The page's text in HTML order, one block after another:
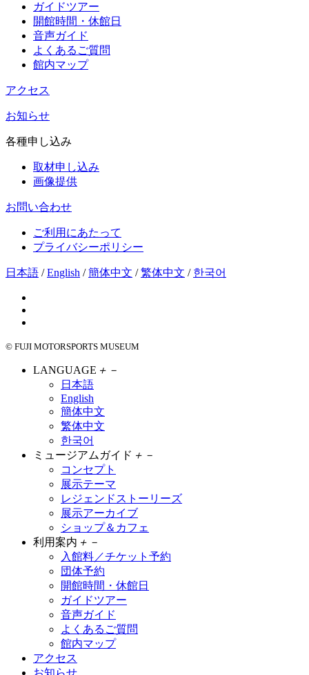
ガイドツアー
開館時間・休館日
音声ガイド
よくあるご質問
館内マップ
アクセス
お知らせ
各種申し込み
取材申し込み
画像提供
お問い合わせ
ご利用にあたって
プライバシーポリシー
日本語 /English /簡体中文 /繁体中文 / 한국어
© FUJI MOTORSPORTS MUSEUM
LANGUAGE ＋ －
日本語
English
簡体中文
繁体中文
한국어
ミュージアムガイド ＋ －
コンセプト
展示テーマ
レジェンドストーリーズ
展示アーカイブ
ショップ＆カフェ
利用案内 ＋ －
入館料／チケット予約
団体予約
開館時間・休館日
ガイドツアー
音声ガイド
よくあるご質問
館内マップ
アクセス